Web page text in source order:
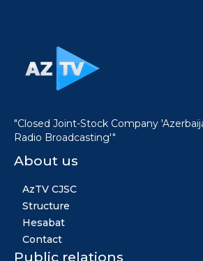
"Closed Joint-Stock Company
Radio Broadcasting'"
About us
AzTV CJSC
Structure
Hesabat
Contact
Public relations